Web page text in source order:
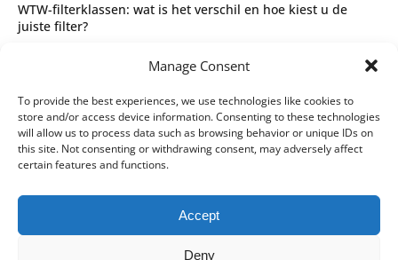
Manage Consent
To provide the best experiences, we use technologies like cookies to
store and/or access device information. Consenting to these technologies
will allow us to process data such as browsing behavior or unique IDs on
this site. Not consenting or withdrawing consent, may adversely affect
certain features and functions.
Accept
Deny
WTW-filterklassen: wat is het verschil en hoe kiest u de
juiste filter?
Complete gids voor WTW-filtertypes en het kiezen van de
Wettelijk
Algemene voorwaarden
Privacybeleid
Leveringspartners
Betaalmethoden